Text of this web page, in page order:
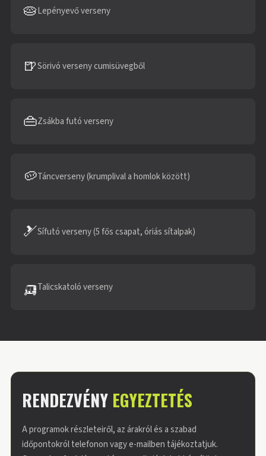
🥧Lepényevő verseny
🍺Sörivó verseny cumisüvegből
👜Zsákba futó verseny
🥔Táncverseny (krumplival a homlok között)
🎿Sífutó verseny (5 fős csapat, óriás sítalpak)
🛺Talicskatoló verseny
RENDEZVÉNY EGYEZTETÉS
A programok részleteiről, az árakról és a szabad
időpontokról telefonon vagy e-mailben tájékoztatjuk.